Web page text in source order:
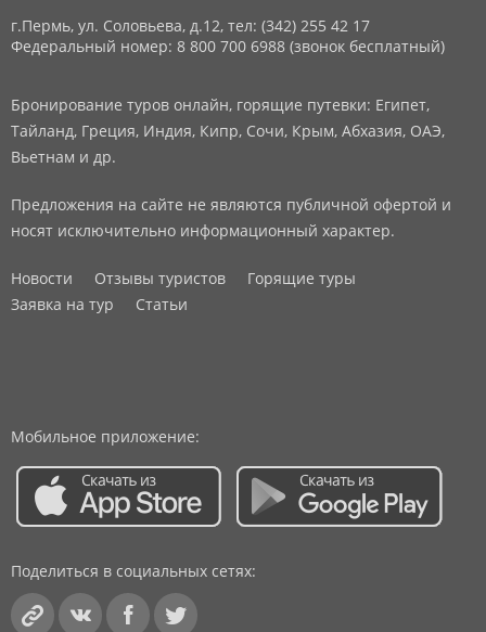
г.Пермь, ул. Соловьева, д.12, тел: (342) 255 42 17
Федеральный номер: 8 800 700 6988 (звонок бесплатный)
Бронирование туров онлайн, горящие путевки: Египет,
Тайланд, Греция, Индия, Кипр, Сочи, Крым, Абхазия, ОАЭ,
Вьетнам и др.
Предложения на сайте не являются публичной офертой и
носят исключительно информационный характер.
Новости Отзывы туристов
Горящие туры
Заявка на тур
Статьи
Мобильное приложение:
Поделиться в социальных сетях: